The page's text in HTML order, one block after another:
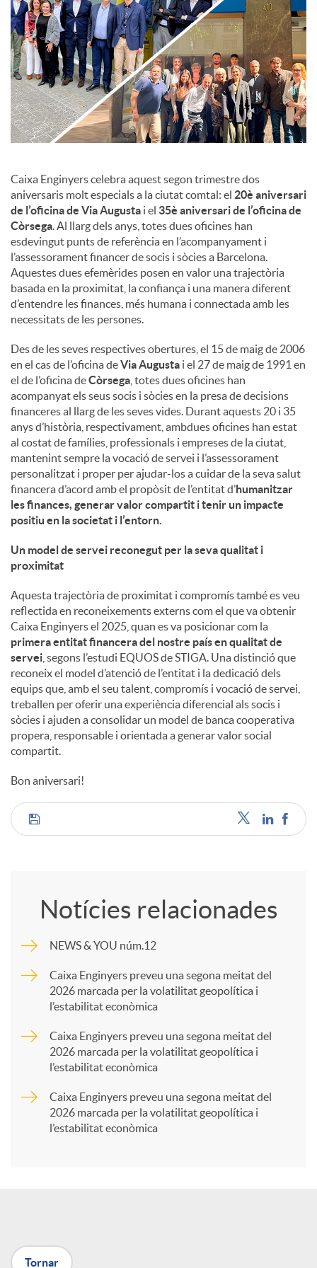
c
o
n
t
i
n
g
u
t
s
Caixa Enginyers celebra aquest segon trimestre dos
aniversaris molt especials a la ciutat comtal: el 20è aniversari
de l’oficina de Via Augusta i el 35è aniversari de l’oficina de
Còrsega. Al llarg dels anys, totes dues oficines han
esdevingut punts de referència en l’acompanyament i
l’assessorament financer de socis i sòcies a Barcelona.
Aquestes dues efemèrides posen en valor una trajectòria
basada en la proximitat, la confiança i una manera diferent
d’entendre les finances, més humana i connectada amb les
necessitats de les persones.
Des de les seves respectives obertures, el 15 de maig de 2006
en el cas de l’oficina deVia Augusta i el 27 de maig de 1991 en
el de l’oficina deCòrsega , totes dues oficines han
acompanyat els seus socis i sòcies en la presa de decisions
financeres al llarg de les seves vides. Durant aquests 20 i 35
anys d’història, respectivament, ambdues oficines han estat
al costat de famílies, professionals i empreses de la ciutat,
mantenint sempre la vocació de servei i l’assessorament
personalitzat i proper per ajudar-los a cuidar de la seva salut
financera d’acord amb el propòsit de l’entitat d’humanitzar
les finances, generar valor compartit i tenir un impacte
positiu en la societat i l’entorn.
Un model de servei reconegut per la seva qualitat i
proximitat
Aquesta trajectòria de proximitat i compromís també es veu
reflectida en reconeixements externs com el que va obtenir
Caixa Enginyers el 2025, quan es va posicionar com la
primera entitat financera del nostre país en qualitat de
servei , segons l’estudi EQUOS de STIGA. Una distinció que
reconeix el model d’atenció de l’entitat i la dedicació dels
equips que, amb el seu talent, compromís i vocació de servei,
treballen per oferir una experiència diferencial als socis i
sòcies i ajuden a consolidar un model de banca cooperativa
propera, responsable i orientada a generar valor social
compartit.
Bon aniversari!
C
p
a
Notícies relacionades
NEWS & YOU núm.12
Caixa Enginyers preveu una segona meitat del
2026 marcada per la volatilitat geopolítica i
l’estabilitat econòmica
Caixa Enginyers preveu una segona meitat del
2026 marcada per la volatilitat geopolítica i
l’estabilitat econòmica
Caixa Enginyers preveu una segona meitat del
2026 marcada per la volatilitat geopolítica i
l’estabilitat econòmica
Tornar